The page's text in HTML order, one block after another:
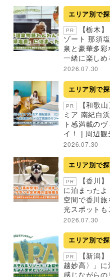
エリア別で
PR
【栃木
ゾート 那須
泉と豪華多
一緒に楽しめ
2026.07.30
エリア別で
PR
【和歌
ミア 南紀白
ト感満載の
イ！ | 周辺観
2026.07.30
エリア別で
PR
【香川
に泊まった
空間で香川
光スポットも
2026.07.30
エリア別で
PR
【新潟
越妙高〉」
感じながら